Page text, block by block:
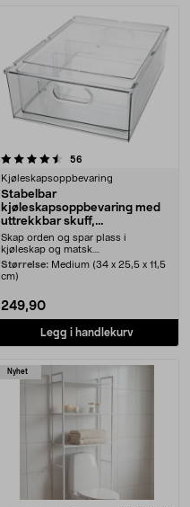
56
Kjøleskapsoppbevaring
Stabelbar
kjøleskapsoppbevaring med
uttrekkbar skuff,
gjennomsiktig
Skap orden og spar plass i
kjøleskap og matsk....
Størrelse: Medium (34 x 25,5 x 11,5
cm)
249,90
Legg i handlekurv
Nyhet